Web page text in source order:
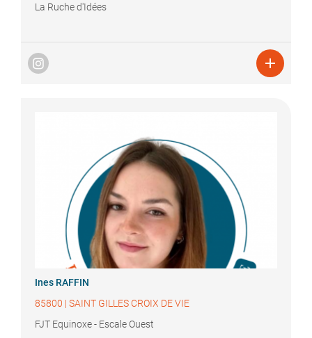
La Ruche d'Idées

Ines RAFFIN
85800 | SAINT GILLES CROIX DE VIE
FJT Equinoxe - Escale Ouest